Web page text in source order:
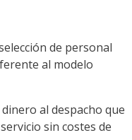
de personal
al modelo
al despacho que
sin costes de